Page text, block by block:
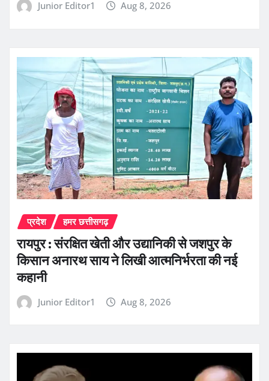
Junior Editor1 Aug 8, 2026
प्रदेश हमर छत्तीसगढ़
रायपुर : संरक्षित खेती और उद्यानिकी से जशपुर के
किसान अनारथ साय ने लिखी आत्मनिर्भरता की नई
कहानी
Junior Editor1 Aug 8, 2026